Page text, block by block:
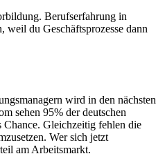
Berufserfahrung in
du Geschäftsprozesse dann
wird in den nächsten
sehen 95% der deutschen
Gleichzeitig fehlen die
Wer sich jetzt
am Arbeitsmarkt.